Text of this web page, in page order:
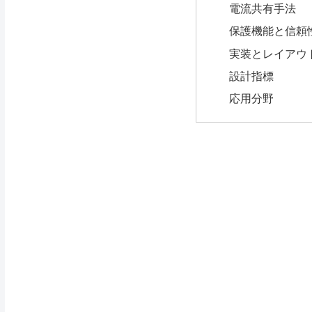
電流共有手法
保護機能と信頼
実装とレイアウ
設計指標
応用分野